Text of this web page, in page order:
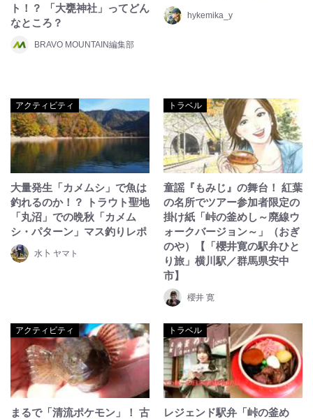
ト！？ 「大甕神社」ってどん
なところ？
BRAVO MOUNTAIN編集部
hykemika_y
アクティビティ
大量発生「カメムシ」で魚は
釣れるのか！？ トラウト聖地
「丸沼」での晩秋「カメム
シ・パターン」マス釣りレポ
水卜 ヤマト
トラベル
童謡『もみじ』の舞台！ 紅葉
の名所でツアー参加者限定の
掛け紙「峠の釜めし～廃線ウ
ォークバージョン～」（おぎ
のや）【「櫻井寛の駅弁ひと
り旅」横川駅／群馬県安中
市】
櫻井 寛
アクティビティ
まるで「清流ポケモン」！ 古
トラベル
レジェンド駅弁「峠の釜め